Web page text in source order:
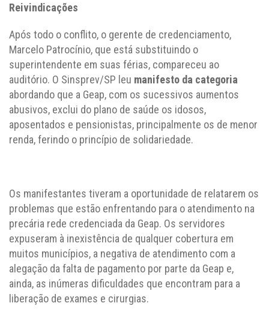
Reivindicações
Após todo o conflito, o gerente de credenciamento,
Marcelo Patrocínio, que está substituindo o
superintendente em suas férias, compareceu ao
auditório. O Sinsprev/SP leu manifesto da categoria
abordando que a Geap, com os sucessivos aumentos
abusivos, exclui do plano de saúde os idosos,
aposentados e pensionistas, principalmente os de menor
renda, ferindo o princípio de solidariedade.
Os manifestantes tiveram a oportunidade de relatarem os
problemas que estão enfrentando para o atendimento na
precária rede credenciada da Geap. Os servidores
expuseram à inexistência de qualquer cobertura em
muitos municípios, a negativa de atendimento com a
alegação da falta de pagamento por parte da Geap e,
ainda, as inúmeras dificuldades que encontram para a
liberação de exames e cirurgias.